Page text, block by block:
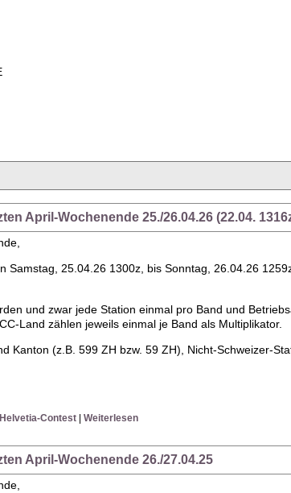
April-Wochenende 25./26.04.26 (22.04.
Samstag, 25.04.26 1300z, bis Sonntag, 26.04.26
und zwar jede Station einmal pro Band und
Land zählen jeweils einmal je Band als Multiplikator.
Kanton (z.B. 599 ZH bzw. 59 ZH), Nicht-Schweizer-
Helvetia-Contest |Weiterlesen
April-Wochenende 26./27.04.25